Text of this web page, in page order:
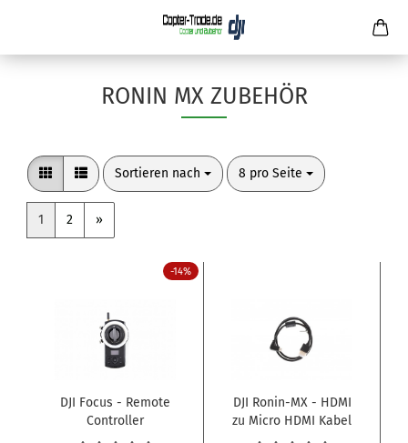
RONIN MX ZUBEHÖR
Sortieren nach
Sortieren nach 8 pro Seite
pro Seite
1 2 »
-14%
DJI Focus - Remote
Controller
DJI Ronin-MX - HDMI
zu Micro HDMI Kabel
für SRW-60G Part9